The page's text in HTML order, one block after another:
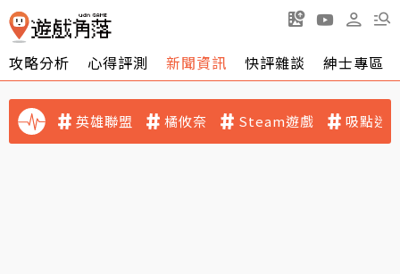
攻略分析 心得評測 新聞資訊 快評雜談 紳士專區
英雄聯盟 橘攸奈 Steam遊戲 吸點迷